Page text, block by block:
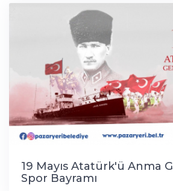
19 Mayıs Atatürk'ü Anma
Spor Bayramı